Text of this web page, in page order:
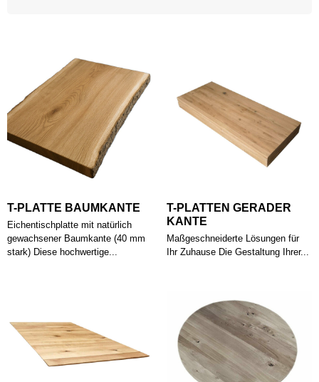
T-PLATTE BAUMKANTE
Eichentischplatte mit natürlich
gewachsener Baumkante (40 mm
stark) Diese hochwertige...
T-PLATTEN GERADER
KANTE
Maßgeschneiderte Lösungen für
Ihr Zuhause Die Gestaltung Ihrer...